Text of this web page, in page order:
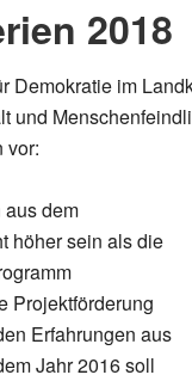
2018
Demokratie im
und
vor:
aus dem
höher sein als die
Projektförderung
Erfahrungen aus
Jahr 2016 soll